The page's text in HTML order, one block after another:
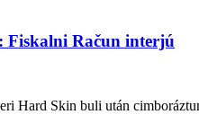
Fiskalni Račun interjú
Hard Skin buli után